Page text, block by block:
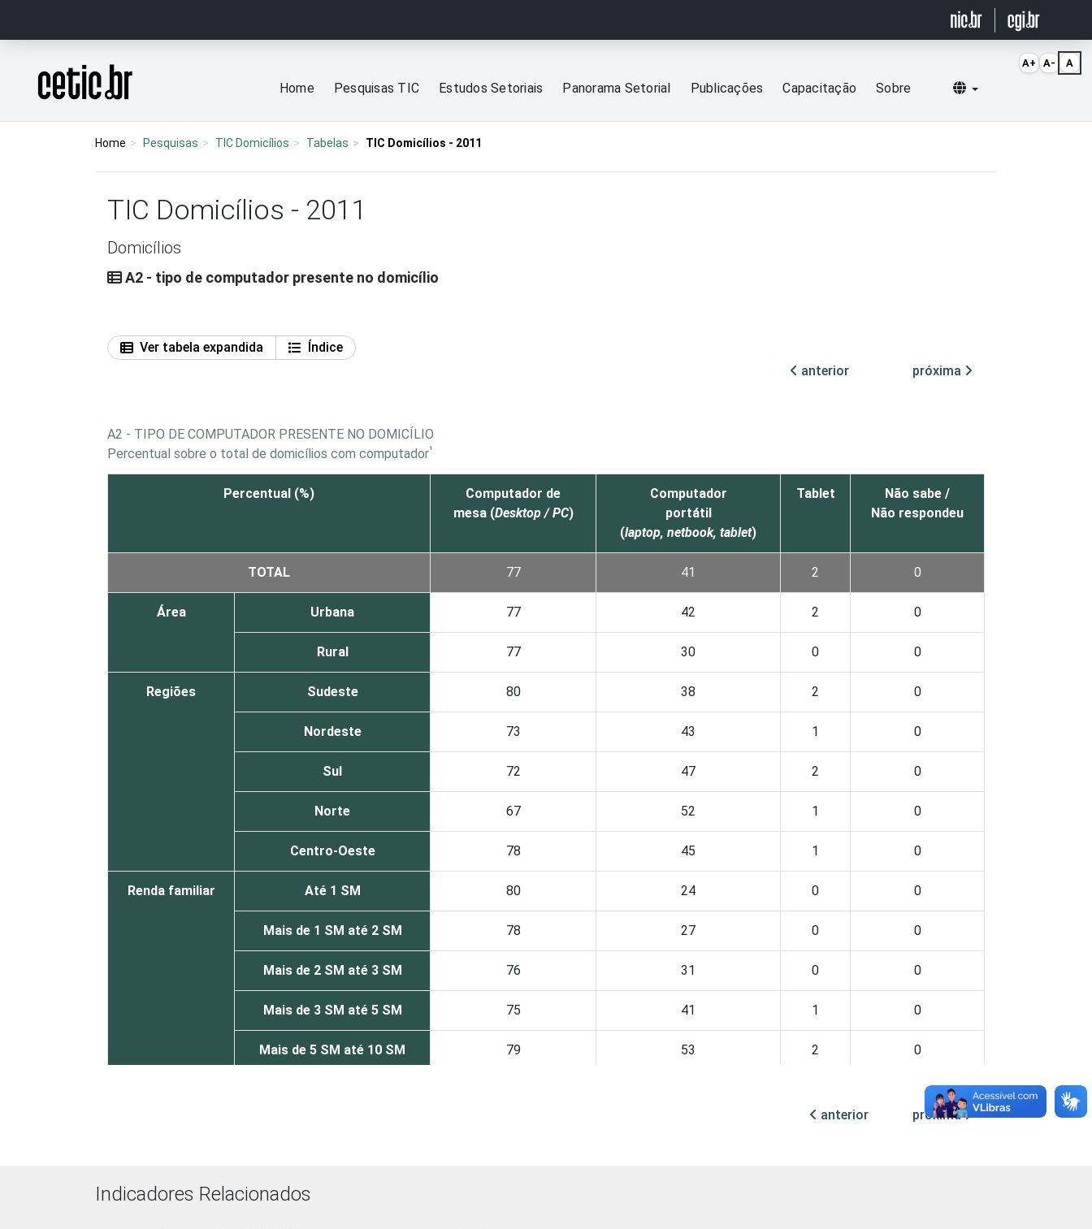
Página inicial
Home Pesquisas TIC Estudos Setoriais Panorama Setorial Publicações Capacitação Sobre Selecionar idioma
Home Pesquisas TIC Domicílios Tabelas TIC Domicílios - 2011
TIC Domicílios - 2011
Domicílios
A2 - tipo de computador presente no domicílio
Ver tabela expandida
Índice
anterior
próxima
A2 - TIPO DE COMPUTADOR PRESENTE NO DOMICÍLIO
Percentual sobre o total de domicílios com computador¹
Percentual (%)
Computador de
mesa (Desktop / PC)
Computador
portátil
(laptop, netbook, tablet)
Tablet
Não sabe /
Não respondeu
TOTAL 77 41 2 0
Área Urbana 77 42 2 0
Rural 77 30 0 0
Regiões Sudeste 80 38 2 0
Nordeste 73 43 1 0
Sul 72 47 2 0
Norte 67 52 1 0
Centro-Oeste 78 45 1 0
Renda familiar Até 1 SM 80 24 0 0
Mais de 1 SM até 2 SM 78 27 0 0
Mais de 2 SM até 3 SM 76 31 0 0
Mais de 3 SM até 5 SM 75 41 1 0
Mais de 5 SM até 10 SM 79 53 2 0
anterior próxima
Indicadores Relacionados
A+ A- A